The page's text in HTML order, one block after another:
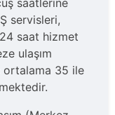
saatlerine
servisleri,
saat hizmet
ulaşım
ortalama 35 ile